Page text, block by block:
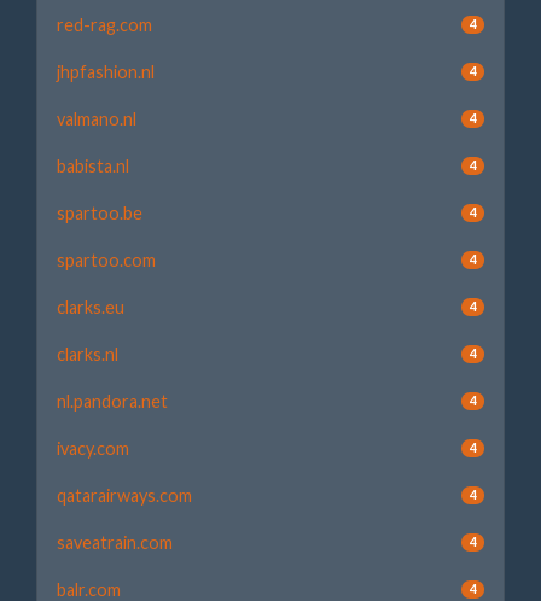
red-rag.com 4
jhpfashion.nl 4
valmano.nl 4
babista.nl 4
spartoo.be 4
spartoo.com 4
clarks.eu 4
clarks.nl 4
nl.pandora.net 4
ivacy.com 4
qatarairways.com 4
saveatrain.com 4
balr.com 4